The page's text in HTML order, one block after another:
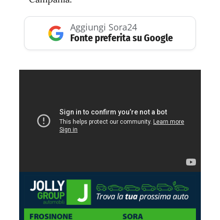
Aggiungi Sora24
Fonte preferita su Google